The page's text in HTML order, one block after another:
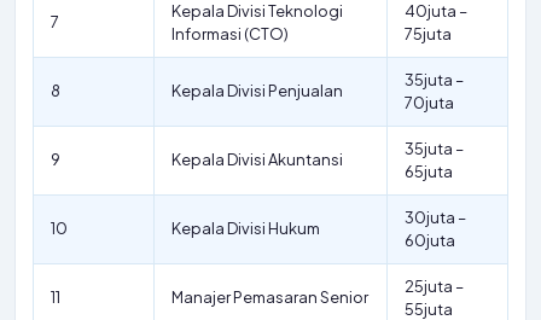
7
Kepala Divisi Teknologi
Informasi (CTO)
40juta –
75juta
8 Kepala Divisi Penjualan
35juta –
70juta
9 Kepala Divisi Akuntansi
35juta –
65juta
10 Kepala Divisi Hukum
30juta –
60juta
11 Manajer Pemasaran Senior
25juta –
55juta